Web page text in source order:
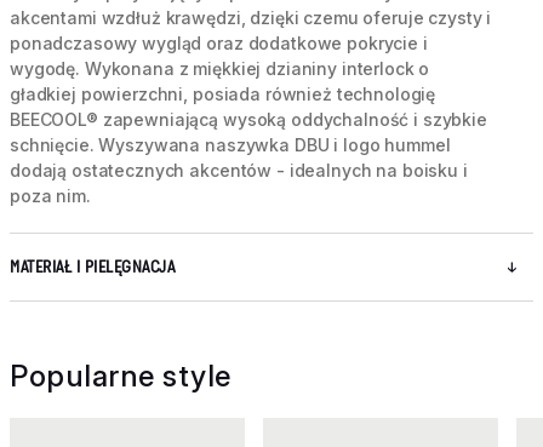
akcentami wzdłuż krawędzi, dzięki czemu oferuje czysty i
ponadczasowy wygląd oraz dodatkowe pokrycie i
wygodę. Wykonana z miękkiej dzianiny interlock o
gładkiej powierzchni, posiada również technologię
BEECOOL® zapewniającą wysoką oddychalność i szybkie
schnięcie. Wyszywana naszywka DBU i logo hummel
dodają ostatecznych akcentów - idealnych na boisku i
poza nim.
MATERIAŁ I PIELĘGNACJA
Popularne style